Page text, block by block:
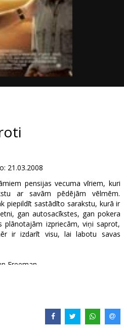
21.03.2008
pensijas vecuma vīriem, kuri
ar savām pēdējām vēlmēm.
piepildīt sastādīto sarakstu, kurā ir
gan autosacīkstes, gan pokera
plānotajām izpriecām, viņi saprot,
ir izdarīt visu, lai labotu savas
Freeman